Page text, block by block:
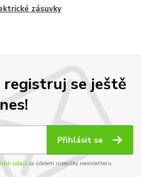
zásuvky
registruj se ještě
Přihlásit se
údajůza účelem rozesílky newsletteru.